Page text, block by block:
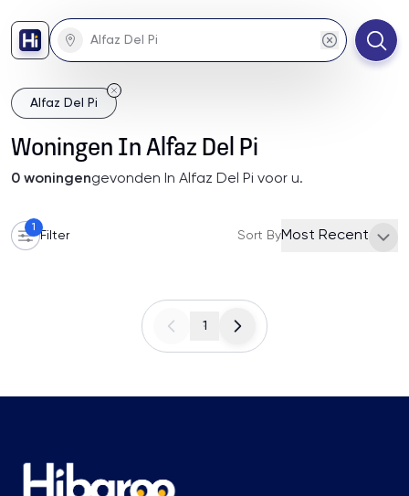
Alfaz Del Pi
Woningen In Alfaz Del Pi
0 woningengevonden In Alfaz Del Pi voor u.
1
Filter Sort ByMost Recent
1